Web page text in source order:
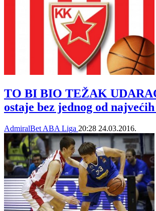
TO BI BIO TEŽAK
ostaje bez jednog od
AdmiralBet ABA Liga 20:28 24.03.2016.